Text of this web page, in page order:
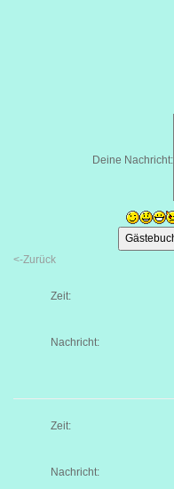
Deine Nachricht:
<-Zurück
Zeit:
Nachricht:
Zeit:
Nachricht: